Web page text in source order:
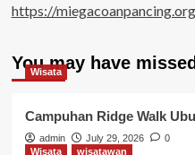
https://miegacoanpancing.org
You may have
Wisata
Campuhan Ridge Walk
admin July 29, 2026
0
Wisata
wisatawan